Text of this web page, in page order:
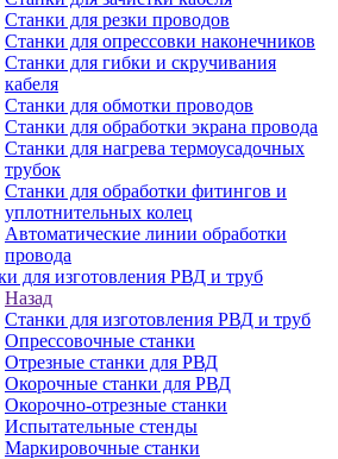
Станки для резки проводов
Станки для опрессовки наконечников
Станки для гибки и скручивания
кабеля
Станки для обмотки проводов
Станки для обработки экрана провода
Станки для нагрева термоусадочных
трубок
Станки для обработки фитингов и
уплотнительных колец
Автоматические линии обработки
провода
для изготовления РВД и труб
Назад
Станки для изготовления РВД и труб
Опрессовочные станки
Отрезные станки для РВД
Окорочные станки для РВД
Окорочно-отрезные станки
Испытательные стенды
Маркировочные станки